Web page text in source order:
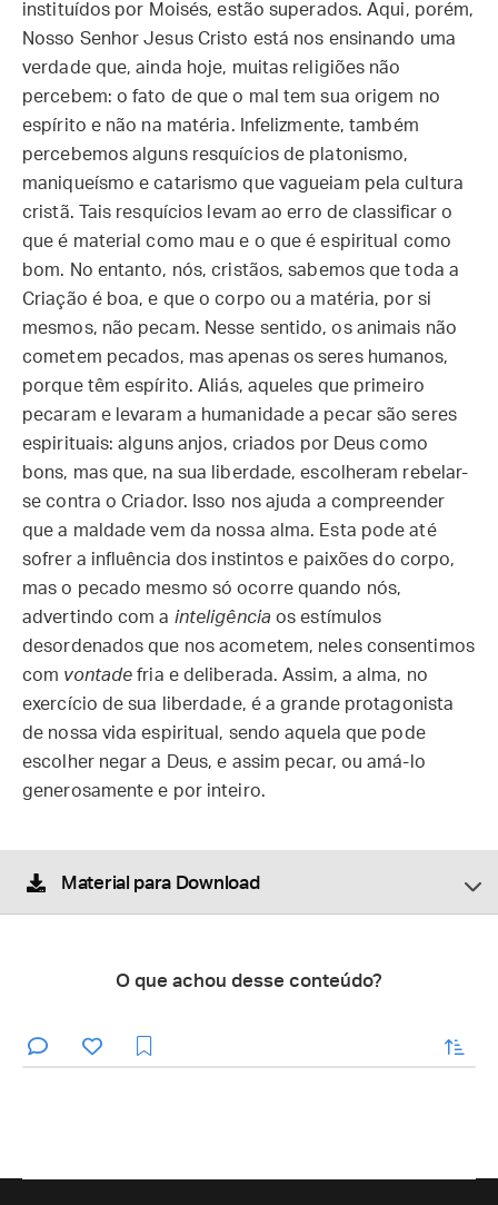
instituídos por Moisés, estão superados. Aqui, porém,
Nosso Senhor Jesus Cristo está nos ensinando uma
verdade que, ainda hoje, muitas religiões não
percebem: o fato de que o mal tem sua origem no
espírito e não na matéria. Infelizmente, também
percebemos alguns resquícios de platonismo,
maniqueísmo e catarismo que vagueiam pela cultura
cristã. Tais resquícios levam ao erro de classificar o
que é material como mau e o que é espiritual como
bom. No entanto, nós, cristãos, sabemos que toda a
Criação é boa, e que o corpo ou a matéria, por si
mesmos, não pecam. Nesse sentido, os animais não
cometem pecados, mas apenas os seres humanos,
porque têm espírito. Aliás, aqueles que primeiro
pecaram e levaram a humanidade a pecar são seres
espirituais: alguns anjos, criados por Deus como
bons, mas que, na sua liberdade, escolheram rebelar-
se contra o Criador. Isso nos ajuda a compreender
que a maldade vem da nossa alma. Esta pode até
sofrer a influência dos instintos e paixões do corpo,
mas o pecado mesmo só ocorre quando nós,
advertindo com a inteligênciaos estímulos
desordenados que nos acometem, neles consentimos
com vontade fria e deliberada. Assim, a alma, no
exercício de sua liberdade, é a grande protagonista
de nossa vida espiritual, sendo aquela que pode
escolher negar a Deus, e assim pecar, ou amá-lo
generosamente e por inteiro.
Material para Download
O que achou desse conteúdo?
enviar